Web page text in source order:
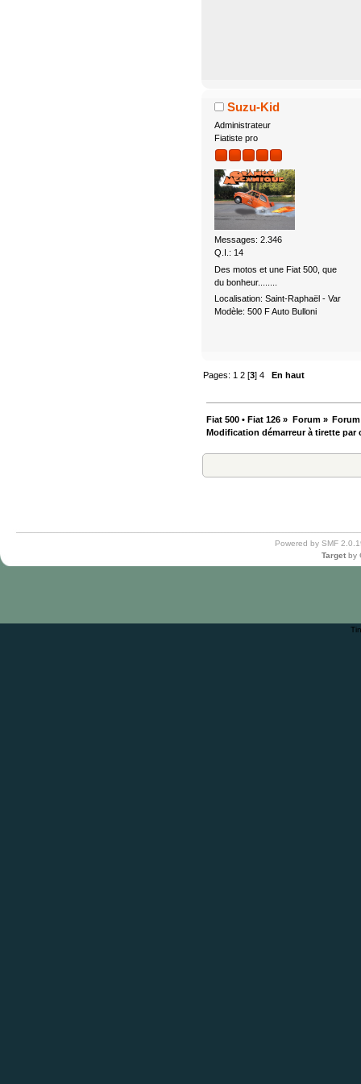
Suzu-Kid
Administrateur
Fiatiste pro
Messages: 2.346
Q.I.: 14
Des motos et une Fiat 500, que
du bonheur........
Localisation: Saint-Raphaël - Var
Modèle: 500 F Auto Bulloni
Pages: 1 2 [3]4 En haut
Fiat 500 • Fiat 126 » Forum»
Modification démarreur à tirette
Powered by SMF
Target by